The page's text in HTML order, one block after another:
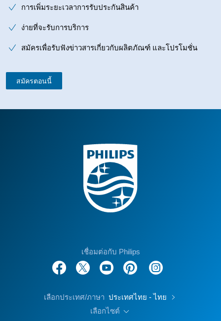
การเพิ่มระยะเวลาการรับประกันสินค้า
ง่ายที่จะรับการบริการ
สมัครเพื่อรับฟังข่าวสารเกี่ยวกับผลิตภัณฑ์ และโปรโมชั่น
สมัครตอนนี้
เชื่อมต่อกับ Philips
เลือกประเทศ/ภาษา ประเทศไทย - ไทย
เลือกไซต์